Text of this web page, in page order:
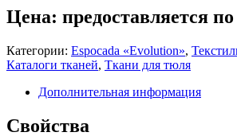
Цена: предоставляется по
Категории: Espocada «Evolution»,
Каталоги тканей, Ткани для тюля
Дополнительная информация
Свойства